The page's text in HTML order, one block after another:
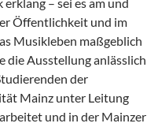
Öffentlichkeit und im
Musikleben maßgeblich
die Ausstellung anlässlich
der
Mainz unter Leitung
und in der Mainzer